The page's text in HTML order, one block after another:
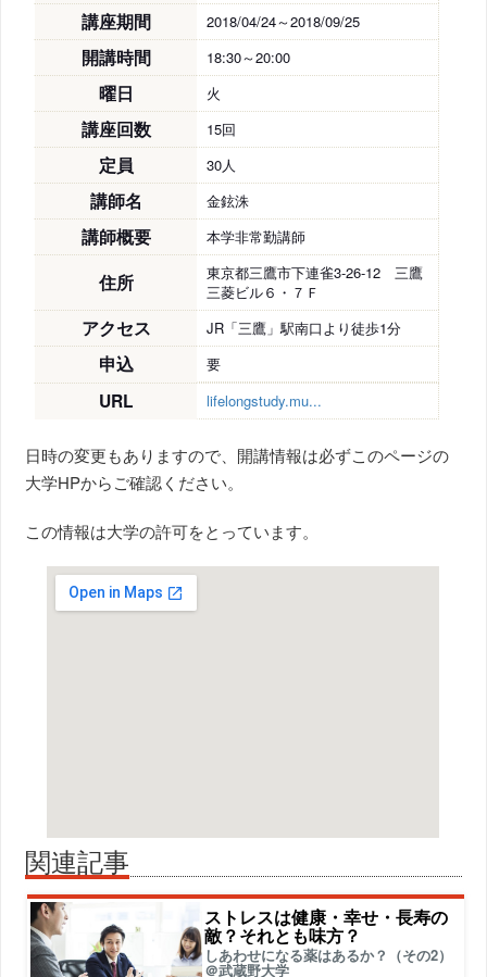
講座期間 2018/04/24～2018/09/25
開講時間 18:30～20:00
曜日 火
講座回数 15回
定員 30人
講師名 金鉉洙
講師概要 本学非常勤講師
住所
東京都三鷹市下連雀3-26-12 三鷹
三菱ビル６・７Ｆ
アクセス JR「三鷹」駅南口より徒歩1分
申込 要
URL lifelongstudy.mu...
日時の変更もありますので、開講情報は必ずこのページの
大学HPからご確認ください。
この情報は大学の許可をとっています。
関連記事
ストレスは健康・幸せ・長寿の
敵？それとも味方？
しあわせになる薬はあるか？（その2）
＠武蔵野大学